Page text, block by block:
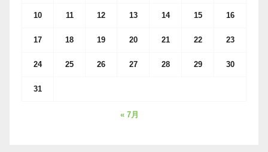
10 11 12 13 14 15 16
17 18 19 20 21 22 23
24 25 26 27 28 29 30
31
« 7月